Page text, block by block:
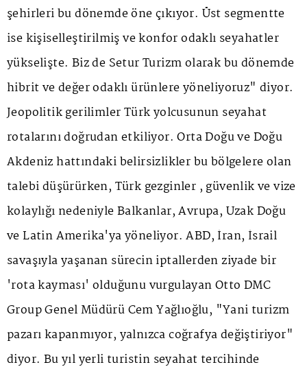
şehirleri bu dönemde öne çıkıyor. Üst segmentte
ise kişiselleştirilmiş ve konfor odaklı seyahatler
yükselişte. Biz de Setur Turizm olarak bu dönemde
hibrit ve değer odaklı ürünlere yöneliyoruz" diyor.
Jeopolitik gerilimler Türk yolcusunun seyahat
rotalarını doğrudan etkiliyor. Orta Doğu ve Doğu
Akdeniz hattındaki belirsizlikler bu bölgelere olan
talebi düşürürken, Türk gezginler , güvenlik ve vize
kolaylığı nedeniyle Balkanlar, Avrupa, Uzak Doğu
ve Latin Amerika'ya yöneliyor. ABD, İran, İsrail
savaşıyla yaşanan sürecin iptallerden ziyade bir
'rota kayması' olduğunu vurgulayan Otto DMC
Group Genel Müdürü Cem Yağlıoğlu, "Yani turizm
pazarı kapanmıyor, yalnızca coğrafya değiştiriyor"
diyor. Bu yıl yerli turistin seyahat tercihinde